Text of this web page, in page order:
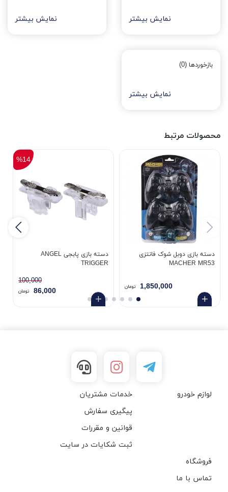
نمایش بیشتر نمایش بیشتر
بازخوردها (0)
نمایش بیشتر
محصولات مرتبط
دسته بازی دوبل شوک فانتزی
MACHER MR53
1,850,000 تومان
دسته بازی پابجی ANGEL
TRIGGER
100,000
%14
86,000 تومان
لوازم خودرو
خدمات مشتریان
پیگیری سفارش
قوانین و مقررات
ثبت شکایات در سایت
فروشگاه
تماس با ما